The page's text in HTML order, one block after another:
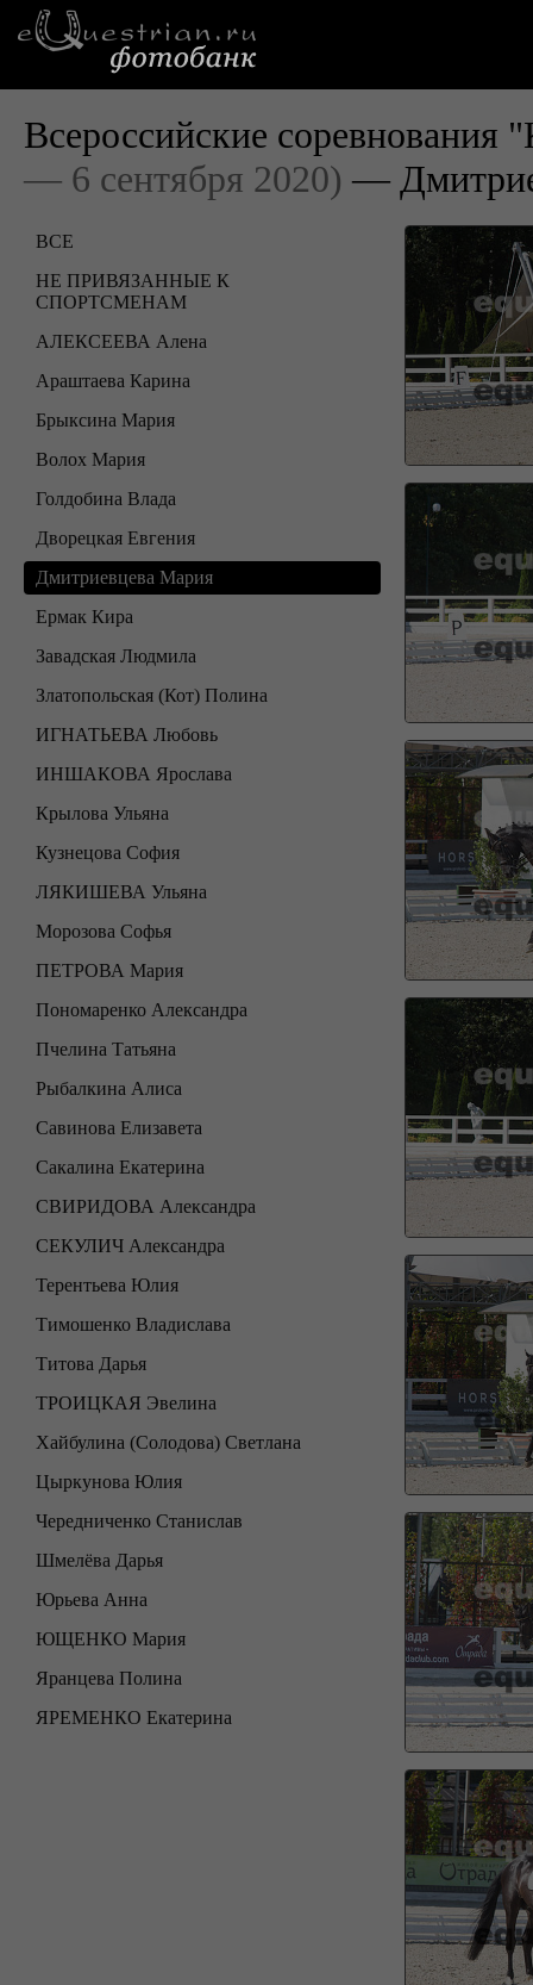
Всероссийские
— 6 сентября 2020) —
ВСЕ
НЕ ПРИВЯЗАННЫЕ К
СПОРТСМЕНАМ
АЛЕКСЕЕВА Алена
Араштаева Карина
Брыксина Мария
Волох Мария
Голдобина Влада
Дворецкая Евгения
Дмитриевцева Мария
Ермак Кира
Завадская Людмила
Златопольская (Кот) Полина
ИГНАТЬЕВА Любовь
ИНШАКОВА Ярослава
Крылова Ульяна
Кузнецова София
ЛЯКИШЕВА Ульяна
Морозова Софья
ПЕТРОВА Мария
Пономаренко Александра
Пчелина Татьяна
Рыбалкина Алиса
Савинова Елизавета
Сакалина Екатерина
СВИРИДОВА Александра
СЕКУЛИЧ Александра
Терентьева Юлия
Тимошенко Владислава
Титова Дарья
ТРОИЦКАЯ Эвелина
Хайбулина (Солодова) Светлана
Цыркунова Юлия
Чередниченко Станислав
Шмелёва Дарья
Юрьева Анна
ЮЩЕНКО Мария
Яранцева Полина
ЯРЕМЕНКО Екатерина